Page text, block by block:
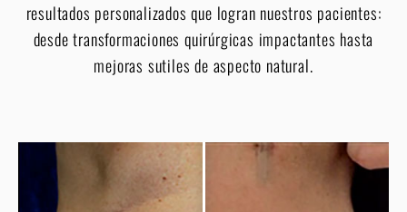
resultados personalizados que logran nuestros pacientes:
desde transformaciones quirúrgicas impactantes hasta
mejoras sutiles de aspecto natural.